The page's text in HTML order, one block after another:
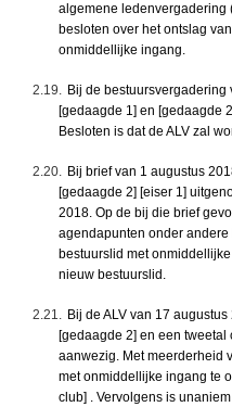
algemene ledenvergadering
besloten over het ontslag
onmiddellijke ingang.
2.19. Bij de
[gedaagde 1] en [gedaagde
Besloten is dat de ALV zal
2.20. Bij brief van 1 augustus
[gedaagde 2] [eiser 1]
2018. Op de bij die brief
agendapunten onder
bestuurslid met
nieuw bestuurslid.
2.21. Bij de ALV van 17
[gedaagde 2] en een
aanwezig. Met meerderheid
met onmiddellijke ingang te
club] . Vervolgens is